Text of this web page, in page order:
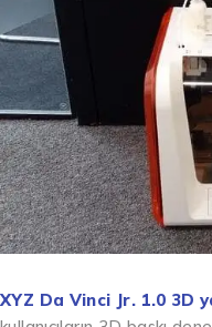
XYZ Da Vinci Jr. 1.0 3D